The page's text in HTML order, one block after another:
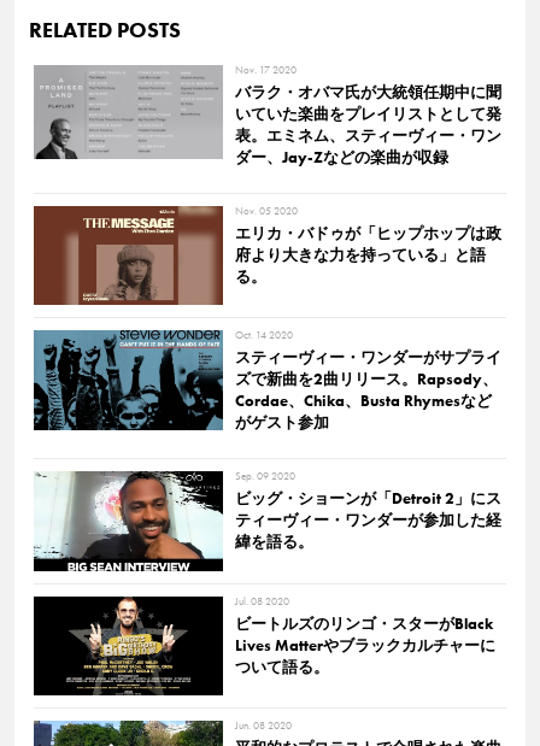
RELATED POSTS
Nov. 17 2020
バラク・オバマ氏が大統領任期中に聞
いていた楽曲をプレイリストとして発
表。エミネム、スティーヴィー・ワン
ダー、Jay-Zなどの楽曲が収録
Nov. 05 2020
エリカ・バドゥが「ヒップホップは政
府より大きな力を持っている」と語
る。
Oct. 14 2020
スティーヴィー・ワンダーがサプライ
ズで新曲を2曲リリース。Rapsody、
Cordae、Chika、Busta Rhymesなど
がゲスト参加
Sep. 09 2020
ビッグ・ショーンが「Detroit 2」にス
ティーヴィー・ワンダーが参加した経
緯を語る。
Jul. 08 2020
ビートルズのリンゴ・スターがBlack
Lives Matterやブラックカルチャーに
ついて語る。
Jun. 08 2020